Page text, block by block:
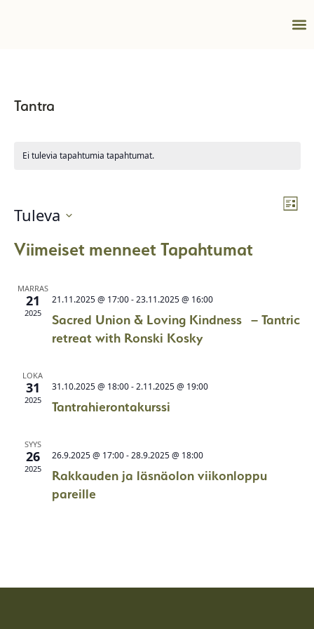
Tantra
Ei tulevia tapahtumia tapahtumat.
Lista
Tuleva
päivä.
Viimeiset menneet Tapahtumat
MARRAS
21
2025
21.11.2025 @ 17:00-23.11.2025 @ 16:00
Sacred Union & Loving Kindness – Tantric
retreat with Ronski Kosky
LOKA
31
2025
31.10.2025 @ 18:00-2.11.2025 @ 19:00
Tantrahierontakurssi
SYYS
26
2025
26.9.2025 @ 17:00-28.9.2025 @ 18:00
Rakkauden ja läsnäolon viikonloppu
pareille